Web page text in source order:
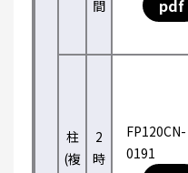
間
pdf
柱
(複
2
時
FP120CN-
0191